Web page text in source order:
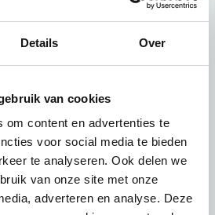
Details Over
van cookies
om content en advertenties te
voor social media te bieden
te analyseren. Ook delen we
van onze site met onze
adverteren en analyse. Deze
introductie en geef de volgende
of werkzoekend